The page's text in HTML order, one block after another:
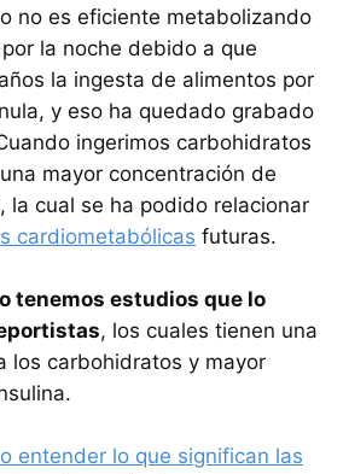
no es eficiente metabolizando
la noche debido a que
la ingesta de alimentos por
y eso ha quedado grabado
ingerimos carbohidratos
mayor concentración de
la cual se ha podido relacionar
cardiometabólicas futuras.
tenemos estudios que lo
, los cuales tienen una
los carbohidratos y mayor
entender lo que significan las